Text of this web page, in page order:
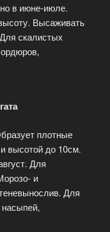
в июне-июле.
Высаживать
скалистых
плотные
высотой до 10см.
Для
и
Для